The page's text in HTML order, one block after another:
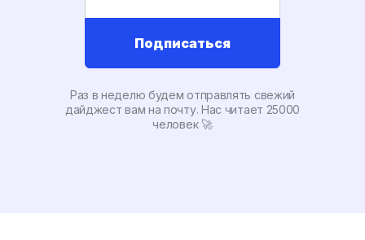
Подписаться
Раз в неделю будем отправлять свежий
дайджест вам на почту. Наc читает 25000
человек 🚀